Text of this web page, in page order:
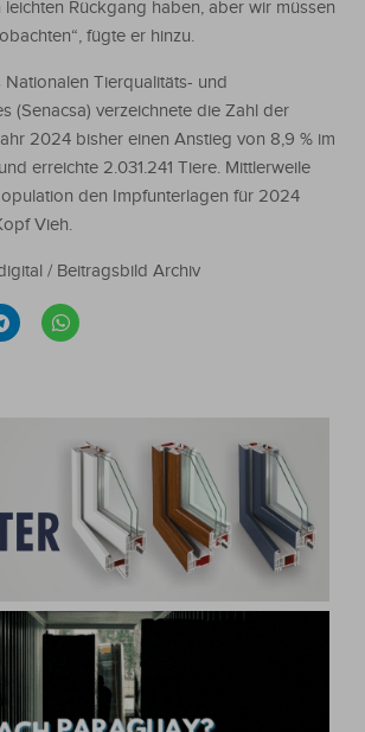
Rückgang haben, aber wir müssen
fügte er hinzu.
Tierqualitäts- und
(Senacsa) verzeichnete die Zahl der
2024 bisher einen Anstieg von 8,9 % im
erreichte 2.031.241 Tiere. Mittlerweile
den Impfunterlagen für 2024
Vieh.
/ Beitragsbild Archiv